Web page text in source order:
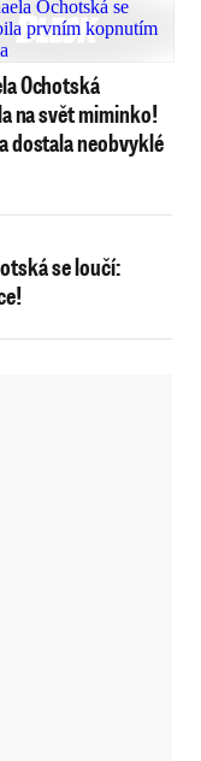
Ochotská
na svět miminko!
dostala neobvyklé
se loučí: